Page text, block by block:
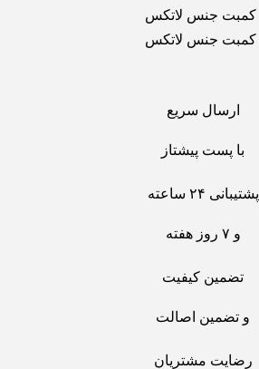
ارسال سریع
با پست پیشتاز
پشتیبانی ۲۴ ساعته
و ۷ روز هفته
تضمین کیفیت
و تضمین اصالت
رضایت مشتریان